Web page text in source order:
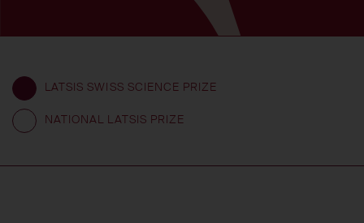
LATSIS SWISS SCIENCE PRIZE
NATIONAL LATSIS PRIZE